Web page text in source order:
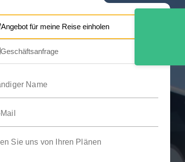
Angebot für meine Reise einholen
Geschäftsanfrage